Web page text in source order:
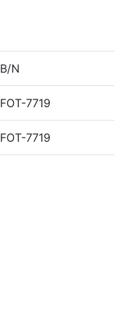
B/N
FOT-7719
FOT-7719